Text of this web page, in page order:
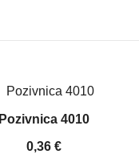
Pozivnica 4010
0,36 €